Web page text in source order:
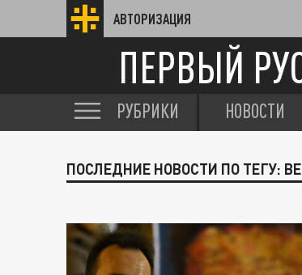
АВТОРИЗАЦИЯ
ПЕРВЫЙ
РУБРИКИ НОВОСТИ
ПОСЛЕДНИЕ НОВОСТИ ПО ТЕГУ: